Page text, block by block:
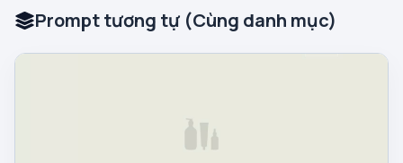
Prompt tương tự (Cùng danh mục)